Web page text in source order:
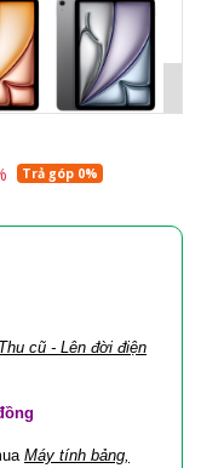
Trả góp 0%
Thu cũ - Lên đời điện
Máy tính bảng,